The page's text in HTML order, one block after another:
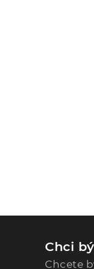
Chci
Chcete